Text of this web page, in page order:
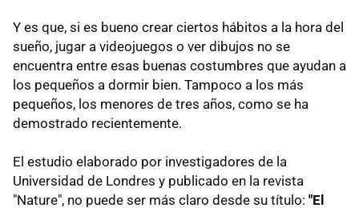
Y es que, si es bueno crear ciertos hábitos a la hora del
sueño, jugar a videojuegos o ver dibujos no se
encuentra entre esas buenas costumbres que ayudan a
los pequeños a dormir bien. Tampoco a los más
pequeños, los menores de tres años, como se ha
demostrado recientemente.
El estudio elaborado por investigadores de la
Universidad de Londres y publicado en la revista
"Nature", no puede ser más claro desde su título: "El